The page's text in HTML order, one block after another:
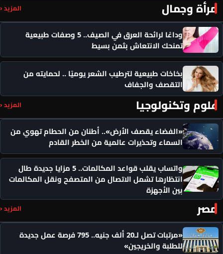
مرأة وجمال المزيد ‹
وداعًا لرائحة العرق في الصيف.. 5 وصفات طبيعية
تمنحك الانتعاش بثمن بسيط
بخاخات طبيعية لترطيب الشعر يوميًا .. لحمايته من
التقصف والجفاف
علوم وتكنولوجيا المزيد ‹
«الفضاء يقصف الأرض».. أطنان من الحطام تهوي من
السماء وتحذيرات عالمية من الخطر القادم
واتساب يقلب قواعد المكالمات.. 5 مزايا جديدة طال
انتظارها تشمل الاتصال من المتصفح ونقل المكالمات
بين الأجهزة
مصر المزيد ‹
«مرتبات تصل لـ20 ألف جنيه.. 795 فرصة عمل جديدة
للطلبة والخريجين»